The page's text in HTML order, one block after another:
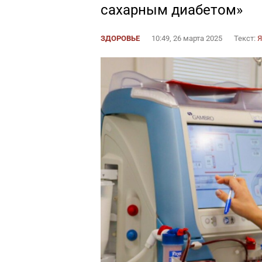
сахарным диабетом»
ЗДОРОВЬЕ 10:49, 26 марта 2025 Текст: